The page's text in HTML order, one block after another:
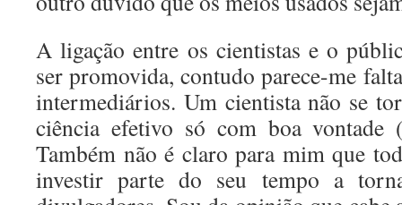
A ligação entre os cientistas e o
ser promovida, contudo parece-me
intermediários. Um cientista não se
ciência efetivo só com boa vontade
Também não é claro para mim que
investir parte do seu tempo a